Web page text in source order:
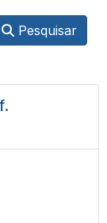
Pesquisar